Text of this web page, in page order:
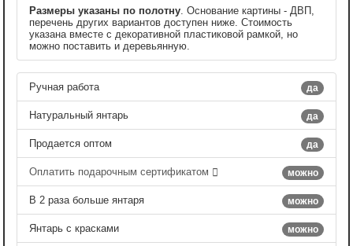
Размеры указаны по полотну . Основание картины - ДВП,
перечень других вариантов доступен ниже. Стоимость
указана вместе с декоративной пластиковой рамкой, но
можно поставить и деревьянную.
да
Ручная работа
да
Натуральный янтарь
да
Продается оптом
можно
Оплатить подарочным сертификатом
можно
В 2 раза больше янтаря
можно
Янтарь с красками